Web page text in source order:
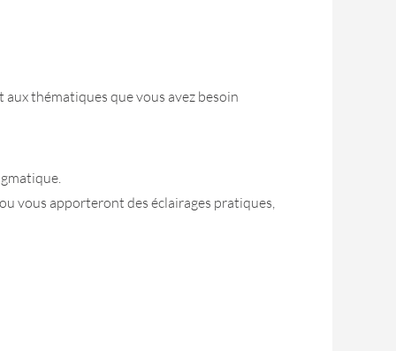
thématiques que vous avez besoin
vous apporteront des éclairages pratiques,